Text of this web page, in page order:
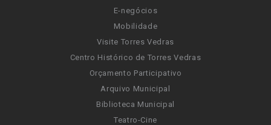
E-negócios
Mobilidade
Visite Torres Vedras
Centro Histórico de Torres Vedras
Orçamento Participativo
Arquivo Municipal
Biblioteca Municipal
Teatro-Cine